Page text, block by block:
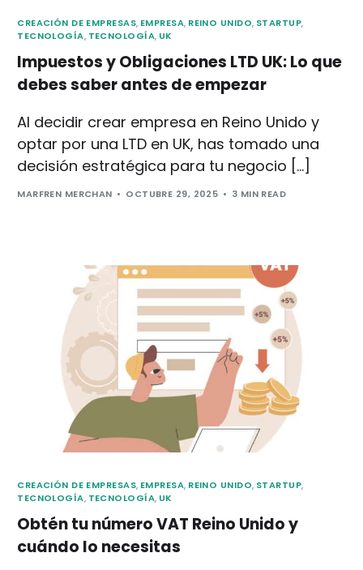
CREACIÓN DE EMPRESAS, EMPRESA, REINO UNIDO, STARTUP,
TECNOLOGÍA, TECNOLOGÍA, UK
Impuestos y Obligaciones LTD UK: Lo que
debes saber antes de empezar
Al decidir crear empresa en Reino Unido y
optar por una LTD en UK, has tomado una
decisión estratégica para tu negocio […]
MARFREN MERCHAN OCTUBRE 29, 2025 3 MIN READ
CREACIÓN DE EMPRESAS, EMPRESA, REINO UNIDO, STARTUP,
TECNOLOGÍA, TECNOLOGÍA, UK
Obtén tu número VAT Reino Unido y
cuándo lo necesitas